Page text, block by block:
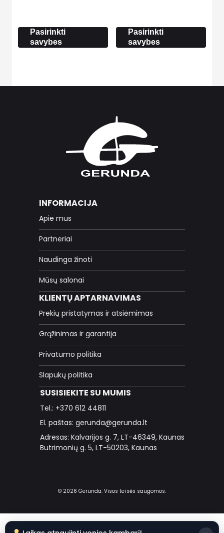
through
6.50 €
Pasirinkti
savybes
Pasirinkti
savybes
INFORMACIJA
Apie mus
Partneriai
Naudinga žinoti
Mūsų salonai
KLIENTŲ APTARNAVIMAS
Prekių pristatymas ir atsiėmimas
Grąžinimas ir garantija
Privatumo politika
Slapukų politika
SUSISIEKITE SU MUMIS
Tel.: +370 612 44811
El. paštas: gerunda@gerunda.lt
Adresas: Kalvarijos g. 7, LT-46349, Kaunas
Butrimonių g. 5, LT-50203, Kaunas
© 2026 Gerunda. Visos teisės saugomos.